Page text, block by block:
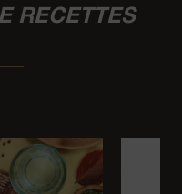
RECETTES